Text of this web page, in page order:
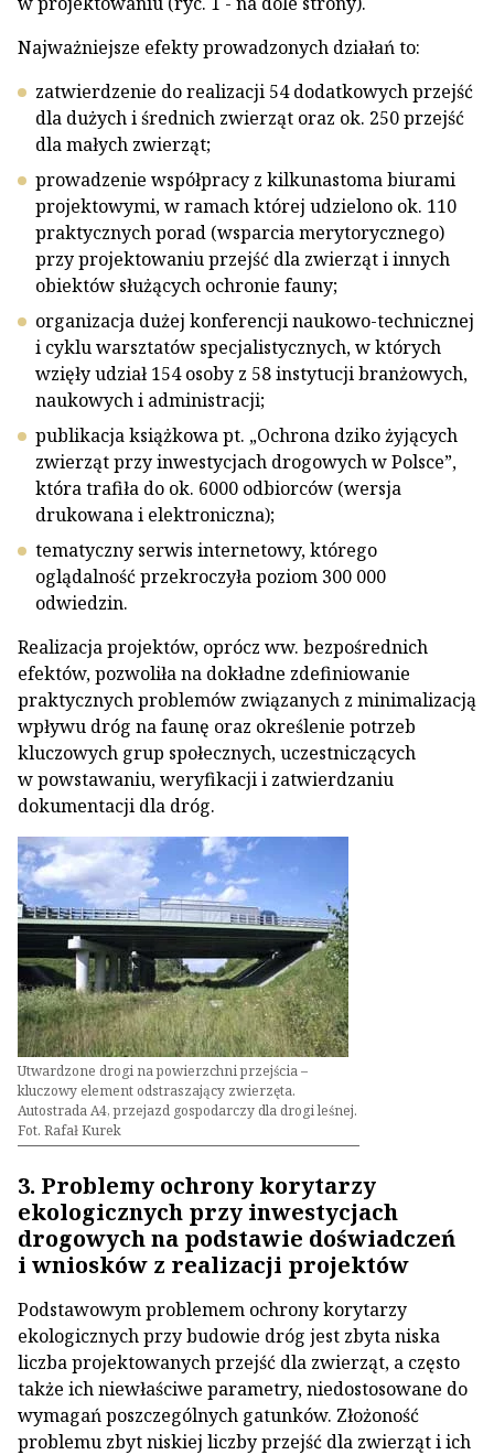
Najważniejsze efekty prowadzonych działań to:
zatwierdzenie do realizacji 54 dodatkowych przejść
dla dużych i średnich zwierząt oraz ok. 250 przejść
dla małych zwierząt;
prowadzenie współpracy z kilkunastoma biurami
projektowymi, w ramach której udzielono ok. 110
praktycznych porad (wsparcia merytorycznego)
przy projektowaniu przejść dla zwierząt i innych
obiektów służących ochronie fauny;
organizacja dużej konferencji naukowo-technicznej
i cyklu warsztatów specjalistycznych, w których
wzięły udział 154 osoby z 58 instytucji branżowych,
naukowych i administracji;
publikacja książkowa pt. „Ochrona dziko żyjących
zwierząt przy inwestycjach drogowych w Polsce”,
która trafiła do ok. 6000 odbiorców (wersja
drukowana i elektroniczna);
tematyczny serwis internetowy, którego
oglądalność przekroczyła poziom 300 000
odwiedzin.
Realizacja projektów, oprócz ww. bezpośrednich
efektów, pozwoliła na dokładne zdefiniowanie
praktycznych problemów związanych z minimalizacją
wpływu dróg na faunę oraz określenie potrzeb
kluczowych grup społecznych, uczestniczących
w powstawaniu, weryfikacji i zatwierdzaniu
dokumentacji dla dróg.
Utwardzone drogi na powierzchni przejścia –
kluczowy element odstraszający zwierzęta.
Autostrada A4, przejazd gospodarczy dla drogi leśnej.
Fot. Rafał Kurek
3. Problemy ochrony korytarzy
ekologicznych przy inwestycjach
drogowych na podstawie doświadczeń
i wniosków z realizacji projektów
Podstawowym problemem ochrony korytarzy
ekologicznych przy budowie dróg jest zbyta niska
liczba projektowanych przejść dla zwierząt, a często
także ich niewłaściwe parametry, niedostosowane do
wymagań poszczególnych gatunków. Złożoność
problemu zbyt niskiej liczby przejść dla zwierząt i ich